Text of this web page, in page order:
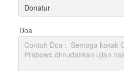
Donatur
Doa